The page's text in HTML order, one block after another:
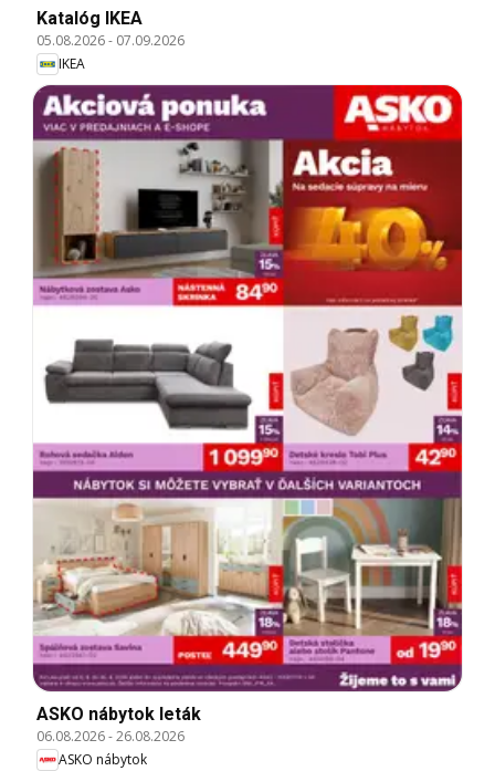
Katalóg IKEA
05.08.2026- 07.09.2026
IKEA
ASKO nábytok leták
06.08.2026-26.08.2026
ASKO nábytok